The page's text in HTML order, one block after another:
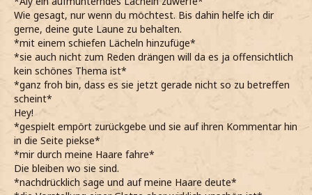
Wie gesagt, nur wenn du möchtest. Bis dahin helfe ich dir
gerne, deine gute Laune zu behalten.
*mit einem schiefen Lächeln hinzufüge*
*sie auch nicht zum Reden drängen will da es ja offensichtlich
kein schönes Thema ist*
*ganz froh bin, dass es sie jetzt gerade nicht so zu betreffen
scheint*
Hey!
*gespielt empört zurückgebe und sie auf ihren Kommentar hin
in die Seite piekse*
*mir durch meine Haare fahre*
Die bleiben wo sie sind.
*nachdrücklich sage und auf meine Haare deute*